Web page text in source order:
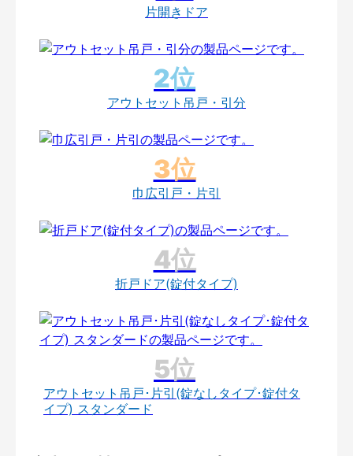
片開きドア
アウトセット吊戸・引分
巾広引戸・片引
折戸ドア(錠付タイプ)
アウトセット吊戸･片引(錠なしタイプ･錠付タ
イプ) スタンダード